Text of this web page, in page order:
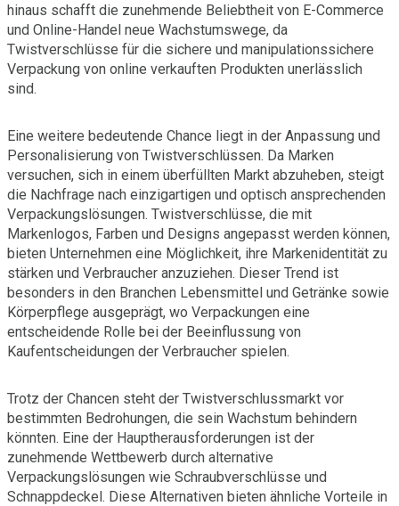
hinaus schafft die zunehmende Beliebtheit von E-Commerce
und Online-Handel neue Wachstumswege, da
Twistverschlüsse für die sichere und manipulationssichere
Verpackung von online verkauften Produkten unerlässlich
sind.
Eine weitere bedeutende Chance liegt in der Anpassung und
Personalisierung von Twistverschlüssen. Da Marken
versuchen, sich in einem überfüllten Markt abzuheben, steigt
die Nachfrage nach einzigartigen und optisch ansprechenden
Verpackungslösungen. Twistverschlüsse, die mit
Markenlogos, Farben und Designs angepasst werden können,
bieten Unternehmen eine Möglichkeit, ihre Markenidentität zu
stärken und Verbraucher anzuziehen. Dieser Trend ist
besonders in den Branchen Lebensmittel und Getränke sowie
Körperpflege ausgeprägt, wo Verpackungen eine
entscheidende Rolle bei der Beeinflussung von
Kaufentscheidungen der Verbraucher spielen.
Trotz der Chancen steht der Twistverschlussmarkt vor
bestimmten Bedrohungen, die sein Wachstum behindern
könnten. Eine der Hauptherausforderungen ist der
zunehmende Wettbewerb durch alternative
Verpackungslösungen wie Schraubverschlüsse und
Schnappdeckel. Diese Alternativen bieten ähnliche Vorteile in